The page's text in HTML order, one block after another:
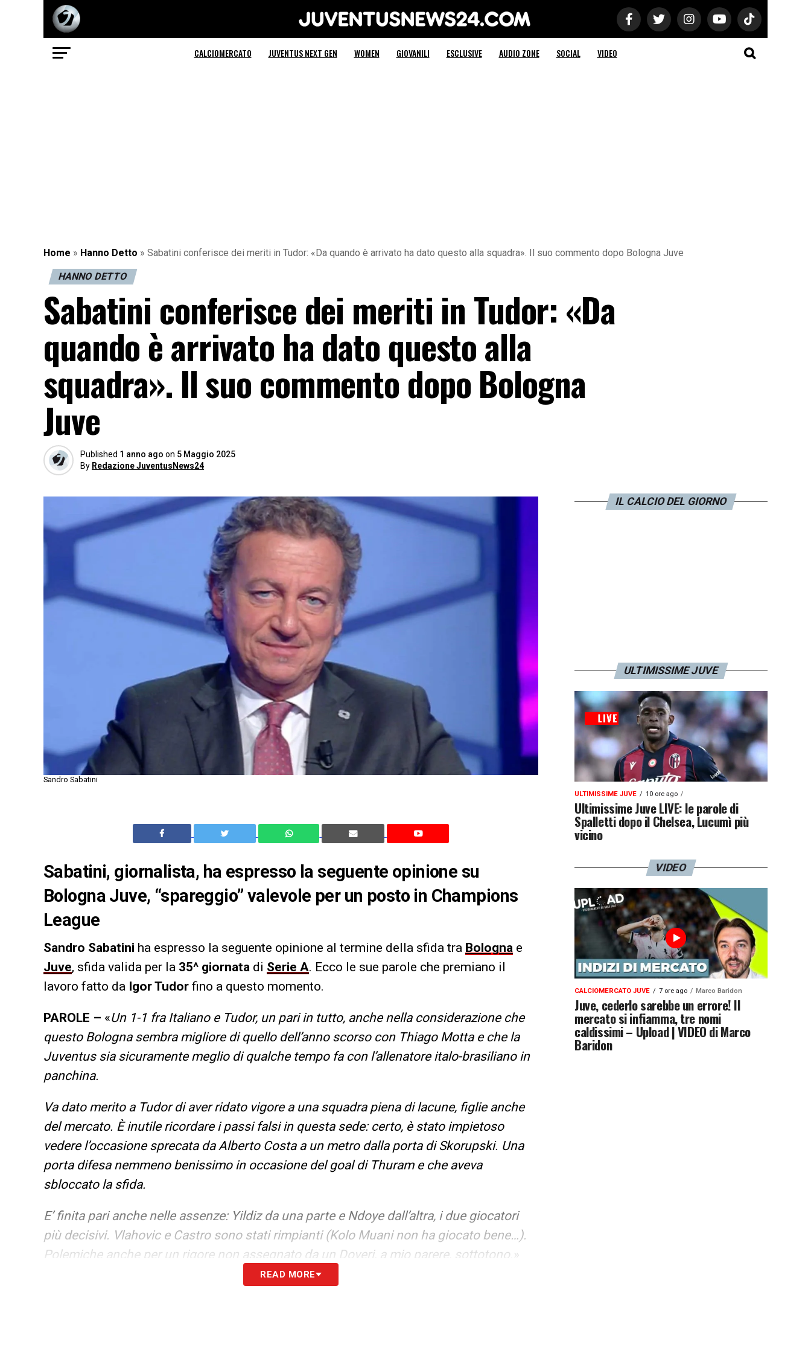
Juventus News 24
CALCIOMERCATO JUVENTUS NEXT GEN WOMEN GIOVANILI ESCLUSIVE AUDIO ZONE SOCIAL VIDEO
Home » Hanno Detto » Sabatini conferisce dei meriti in Tudor: «Da quando è arrivato ha dato questo alla squadra». Il suo commento dopo Bologna Juve
HANNO DETTO
Sabatini conferisce dei meriti in Tudor: «Da
quando è arrivato ha dato questo alla
squadra». Il suo commento dopo Bologna
Juve
Published 1 anno ago on 5 Maggio 2025
By Redazione JuventusNews24
Sandro Sabatini
Sabatini, giornalista, ha espresso la seguente opinione su
Bologna Juve, “spareggio” valevole per un posto in Champions
League
Sandro Sabatini ha espresso la seguente opinione al termine della sfida tra Bologna e
Juve, sfida valida per la 35^ giornata di Serie A. Ecco le sue parole che premiano il
lavoro fatto da Igor Tudor fino a questo momento.
PAROLE – «Un 1-1 fra Italiano e Tudor, un pari in tutto, anche nella considerazione che
questo Bologna sembra migliore di quello dell’anno scorso con Thiago Motta e che la
Juventus sia sicuramente meglio di qualche tempo fa con l’allenatore italo-brasiliano in
panchina.
Va dato merito a Tudor di aver ridato vigore a una squadra piena di lacune, figlie anche
del mercato. È inutile ricordare i passi falsi in questa sede: certo, è stato impietoso
vedere l’occasione sprecata da Alberto Costa a un metro dalla porta di Skorupski. Una
porta difesa nemmeno benissimo in occasione del goal di Thuram e che aveva
sbloccato la sfida.
E’ finita pari anche nelle assenze: Yildiz da una parte e Ndoye dall’altra, i due giocatori
più decisivi. Vlahovic e Castro sono stati rimpianti (Kolo Muani non ha giocato bene…).
Polemiche anche per un rigore non assegnato da un Doveri, a mio parere, sottotono. »
READ MORE
IL CALCIO DEL GIORNO
ULTIMISSIME JUVE
ULTIMISSIME JUVE 10 ore ago
Ultimissime Juve LIVE: le parole di
Spalletti dopo il Chelsea, Lucumì più
vicino
VIDEO
CALCIOMERCATO JUVE 7 ore ago Marco Baridon
Juve, cederlo sarebbe un errore! Il
mercato si infiamma, tre nomi
caldissimi – Upload | VIDEO di Marco
Baridon